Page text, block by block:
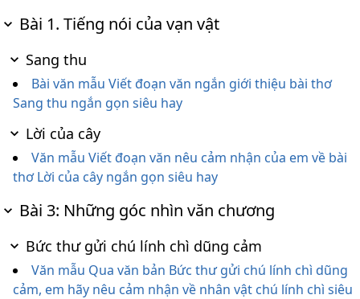
Bài 1. Tiếng nói của vạn vật
Sang thu
Bài văn mẫu Viết đoạn văn ngắn giới thiệu bài thơ
Sang thu ngắn gọn siêu hay
Lời của cây
Văn mẫu Viết đoạn văn nêu cảm nhận của em về bài
thơ Lời của cây ngắn gọn siêu hay
Bài 3: Những góc nhìn văn chương
Bức thư gửi chú lính chì dũng cảm
Văn mẫu Qua văn bản Bức thư gửi chú lính chì dũng
cảm, em hãy nêu cảm nhận về nhân vật chú lính chì siêu